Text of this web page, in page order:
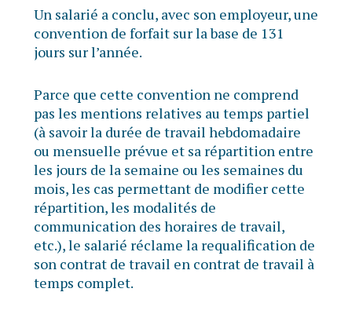
Un salarié a conclu, avec son employeur, une
convention de forfait sur la base de 131
jours sur l’année.
Parce que cette convention ne comprend
pas les mentions relatives au temps partiel
(à savoir la durée de travail hebdomadaire
ou mensuelle prévue et sa répartition entre
les jours de la semaine ou les semaines du
mois, les cas permettant de modifier cette
répartition, les modalités de
communication des horaires de travail,
etc.), le salarié réclame la requalification de
son contrat de travail en contrat de travail à
temps complet.